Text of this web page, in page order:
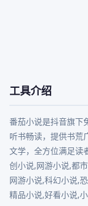
工具介绍
番茄小说是抖音旗下
听书畅读，提供书荒
文学，全方位满足读
创小说,网游小说,都
网游小说,科幻小说,
精品小说,好看小说,